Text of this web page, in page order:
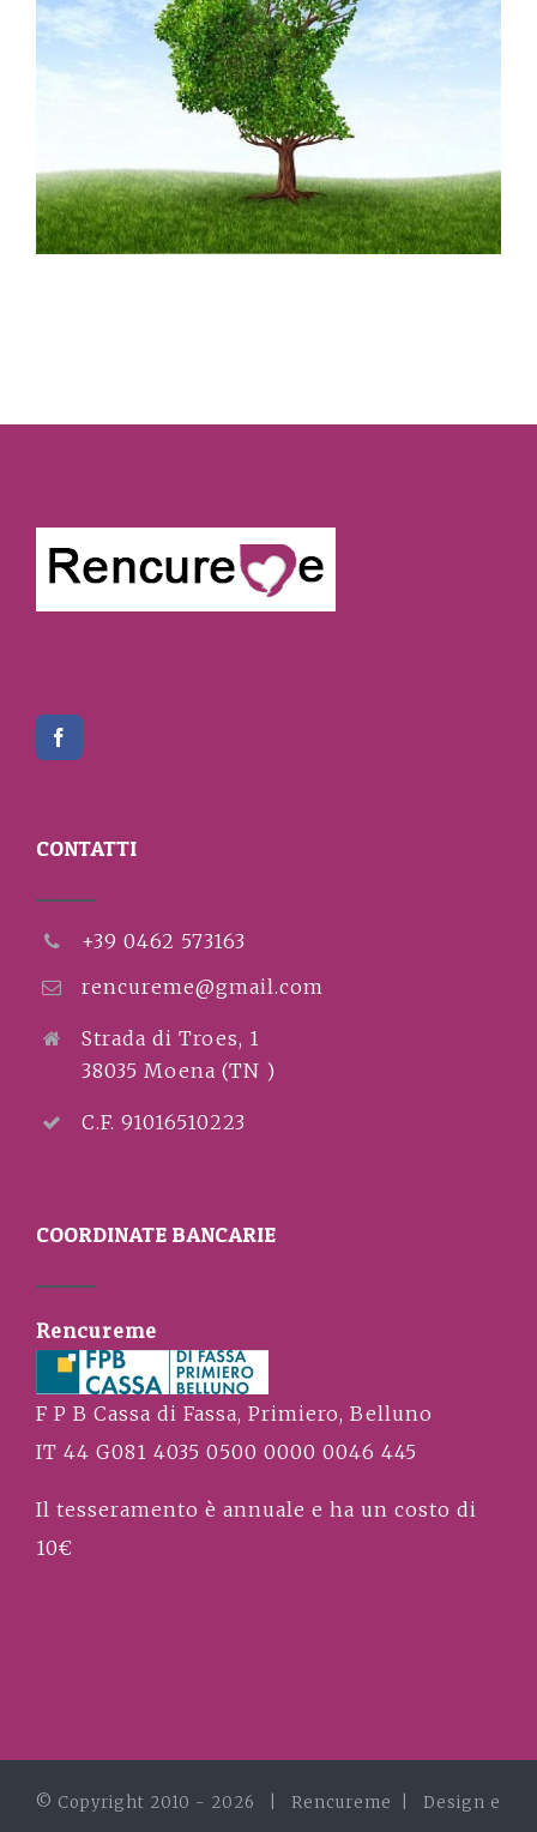
CONTATTI
+39 0462 573163
rencureme@gmail.com
Strada di Troes, 1
38035 Moena (TN )
C.F. 91016510223
COORDINATE BANCARIE
Rencureme
F P B Cassa di Fassa, Primiero, Belluno
IT 44 G081 4035 0500 0000 0046 445
Il tesseramento è annuale e ha un costo di
10€
© Copyright 2010 - 2026 | Rencureme | Design e